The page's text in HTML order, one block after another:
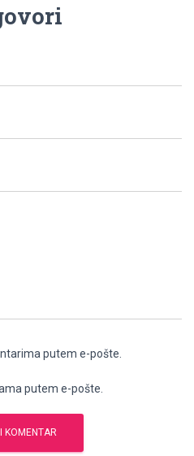
putem e-pošte.
putem e-pošte.